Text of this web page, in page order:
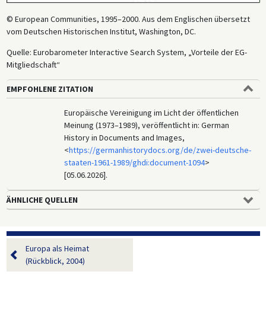
© European Communities, 1995–2000. Aus dem Englischen übersetzt
vom Deutschen Historischen Institut, Washington, DC.
Quelle: Eurobarometer Interactive Search System, „Vorteile der EG-
Mitgliedschaft“
EMPFOHLENE ZITATION
Europäische Vereinigung im Licht der öffentlichen
Meinung (1973–1989), veröffentlicht in: German
History in Documents and Images,
<https://germanhistorydocs.org/de/zwei-deutsche-
staaten-1961-1989/ghdi:document-1094>
[05.06.2026].
ÄHNLICHE QUELLEN
Europa als Heimat
(Rückblick, 2004)